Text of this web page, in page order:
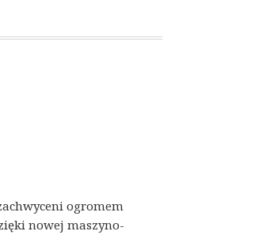
ogromem
nowej maszyno-